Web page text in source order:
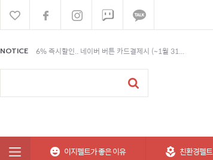
NOTICE
6% 즉시할인.. 네이버 버튼 카드결제시 (~1월 31...
이지펠트가 좋은 이유 친환경펠트